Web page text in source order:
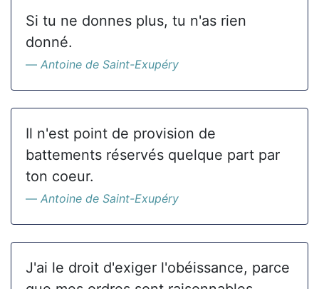
Si tu ne donnes plus, tu n'as rien
donné.
Antoine de Saint-Exupéry
Il n'est point de provision de
battements réservés quelque part par
ton coeur.
Antoine de Saint-Exupéry
J'ai le droit d'exiger l'obéissance, parce